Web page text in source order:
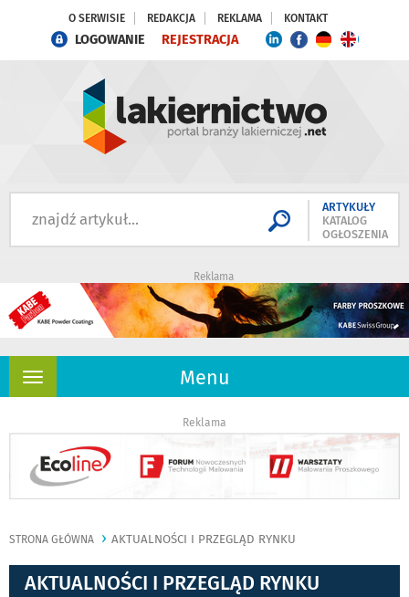
O SERWISIE REDAKCJA REKLAMA KONTAKT
LOGOWANIE REJESTRACJA
ARTYKUŁY
KATALOG
OGŁOSZENIA
Reklama
Menu
Rozwiń
Reklama
STRONA GŁÓWNA AKTUALNOŚCI I PRZEGLĄD RYNKU
AKTUALNOŚCI I PRZEGLĄD RYNKU